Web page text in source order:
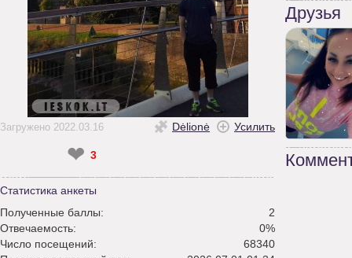
Загружено 2022.03.16 Dėlionė Усилить
❤ 3
Статистика анкеты
Полученные баллы:
2
Отвечаемость:
0%
Число посещений:
68340
Друзья